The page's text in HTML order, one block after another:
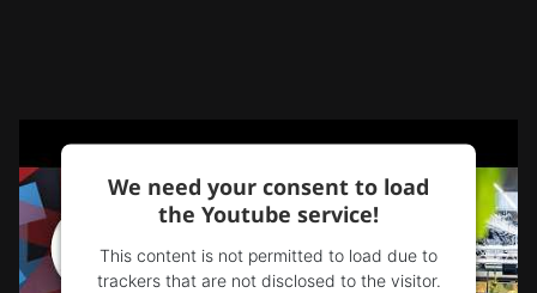
We need your consent to load
the Youtube service!
This content is not permitted to load due to
trackers that are not disclosed to the visitor.